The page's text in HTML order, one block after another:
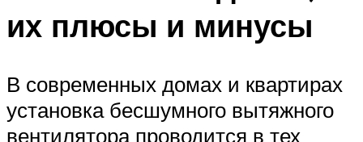
их плюсы и минусы
В современных домах и квартирах
установка бесшумного вытяжного
вентилятора проводится в тех